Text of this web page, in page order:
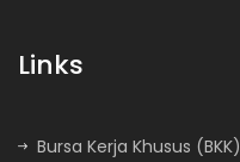
Links
Bursa Kerja Khusus (BKK)